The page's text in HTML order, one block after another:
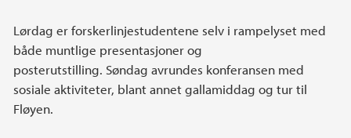
Lørdag er forskerlinjestudentene selv i rampelyset med
både muntlige presentasjoner og
posterutstilling. Søndag avrundes konferansen med
sosiale aktiviteter, blant annet gallamiddag og tur til
Fløyen.